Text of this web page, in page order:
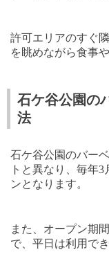
許可エリアのすぐ
を眺めながら食事
石ケ谷公園の
法
石ケ谷公園のバー
トと異なり、毎年3
ンとなります。
また、オープン期
で、平日は利用でき